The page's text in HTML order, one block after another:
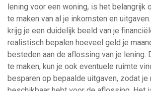
lening voor een woning, is het belangrijk
te maken van al je inkomsten en
krijg je een duidelijk beeld van je
realistisch bepalen hoeveel geld je
besteden aan de aflossing van je lening.
te maken, kun je ook eventuele ruimte
besparen op bepaalde uitgaven, zodat je